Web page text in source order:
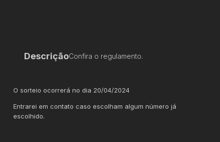
DescriçãoConfira o regulamento.
O sorteio ocorrerá no dia 20/04/2024
Entrarei em contato caso escolham algum número já
escolhido.